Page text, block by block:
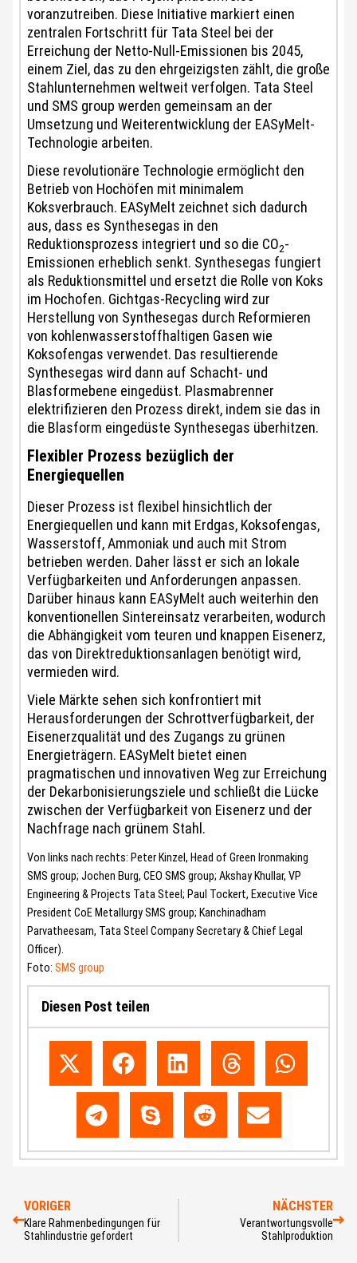
voranzutreiben. Diese Initiative markiert einen
zentralen Fortschritt für Tata Steel bei der
Erreichung der Netto-Null-Emissionen bis 2045,
einem Ziel, das zu den ehrgeizigsten zählt, die große
Stahlunternehmen weltweit verfolgen. Tata Steel
und SMS group werden gemeinsam an der
Umsetzung und Weiterentwicklung der EASyMelt-
Technologie arbeiten.
Diese revolutionäre Technologie ermöglicht den
Betrieb von Hochöfen mit minimalem
Koksverbrauch. EASyMelt zeichnet sich dadurch
aus, dass es Synthesegas in den
Reduktionsprozess integriert und so die CO2-
Emissionen erheblich senkt. Synthesegas fungiert
als Reduktionsmittel und ersetzt die Rolle von Koks
im Hochofen. Gichtgas-Recycling wird zur
Herstellung von Synthesegas durch Reformieren
von kohlenwasserstoffhaltigen Gasen wie
Koksofengas verwendet. Das resultierende
Synthesegas wird dann auf Schacht- und
Blasformebene eingedüst. Plasmabrenner
elektrifizieren den Prozess direkt, indem sie das in
die Blasform eingedüste Synthesegas überhitzen.
Flexibler Prozess bezüglich der
Energiequellen
Dieser Prozess ist flexibel hinsichtlich der
Energiequellen und kann mit Erdgas, Koksofengas,
Wasserstoff, Ammoniak und auch mit Strom
betrieben werden. Daher lässt er sich an lokale
Verfügbarkeiten und Anforderungen anpassen.
Darüber hinaus kann EASyMelt auch weiterhin den
konventionellen Sintereinsatz verarbeiten, wodurch
die Abhängigkeit vom teuren und knappen Eisenerz,
das von Direktreduktionsanlagen benötigt wird,
vermieden wird.
Viele Märkte sehen sich konfrontiert mit
Herausforderungen der Schrottverfügbarkeit, der
Eisenerzqualität und des Zugangs zu grünen
Energieträgern. EASyMelt bietet einen
pragmatischen und innovativen Weg zur Erreichung
der Dekarbonisierungsziele und schließt die Lücke
zwischen der Verfügbarkeit von Eisenerz und der
Nachfrage nach grünem Stahl.
Von links nach rechts: Peter Kinzel, Head of Green Ironmaking
SMS group; Jochen Burg, CEO SMS group; Akshay Khullar, VP
Engineering & Projects Tata Steel; Paul Tockert, Executive Vice
President CoE Metallurgy SMS group; Kanchinadham
Parvatheesam, Tata Steel Company Secretary & Chief Legal
Officer).
Foto: SMS group
Diesen Post teilen
VORIGER
Klare Rahmenbedingungen für
Stahlindustrie gefordert
NÄCHSTER
Verantwortungsvolle
Stahlproduktion